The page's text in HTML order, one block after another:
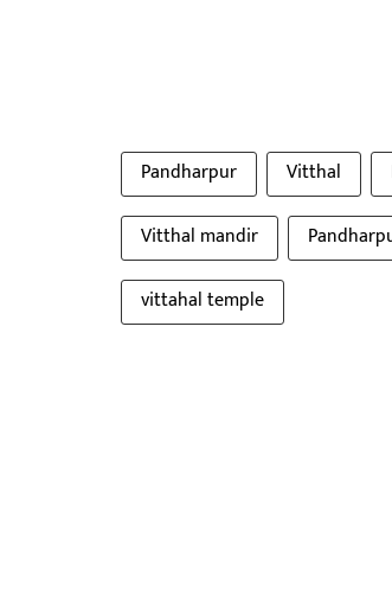
Pandharpur Vitthal
Vitthal mandir
vittahal temple